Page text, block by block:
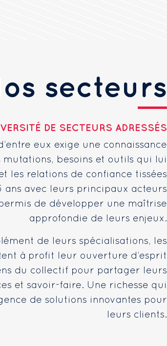
secteurs
DE SECTEURS ADRESSÉS
eux exige une connaissance
mutations, besoins et outils qui lui
les relations de confiance tissées
ans avec leurs principaux acteurs
de développer une maîtrise
approfondie de leurs enjeux.
de leurs spécialisations, les
à profit leur ouverture d’esprit
du collectif pour partager leurs
et savoir-faire. Une richesse qui
de solutions innovantes pour
leurs clients.